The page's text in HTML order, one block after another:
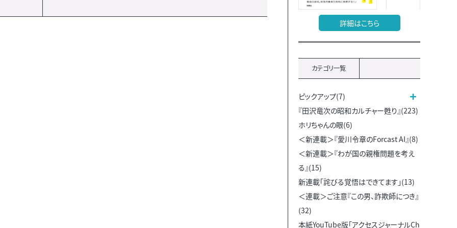
詳細はこちら
カテゴリ一覧
ピックアップ(7)
『田沢竜次の昭和カルチャー甦り』(223)
ホリちゃんの眼(6)
＜新連載＞『愛川令章のForcast AI』(8)
＜新連載＞『わが国の親権問題を考え
る』(15)
新連載「詫びる覚悟はできてます」(13)
＜連載＞ご注意『この男、詐欺師につき』
(32)
本紙YouTube版「アクセスジャーナルCh